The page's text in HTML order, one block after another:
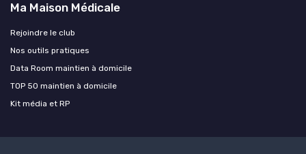
Ma Maison Médicale
Rejoindre le club
Nos outils pratiques
Data Room maintien à domicile
TOP 50 maintien à domicile
Kit média et RP